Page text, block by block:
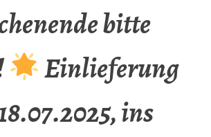
bitte
Einlieferung
ins